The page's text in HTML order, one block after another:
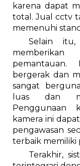
karena dapat
total. Jual cctv
memenuhi
Selain itu,
bergerak dan
sangat
luas dan
Penggunaan
kamera ini
pengawasan
terbaik memiliki
Terakhir,